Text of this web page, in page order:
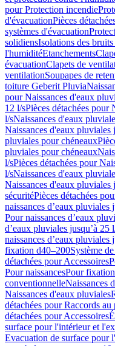
pour Protection incendie
d'évacuationPièces
systèmes d'évacuation
solidiensIsolations des
l'humiditéEtanchements
évacuationClapets de
ventilationSoupapes de
toiture Geberit Pluvia
pour Naissances d'eaux
12 l/sPièces détachées pour
l/sNaissances d'eaux
Naissances d'eaux pluviales
pluviales pour chéneaux
pluviales pour chéneaux
l/sPièces détachées pour
l/sNaissances d'eaux
Naissances d'eaux pluviales
sécuritéPièces détachées
naissances d’eaux pluviales
Pour naissances d’eaux
d’eaux pluviales jusqu’à 25
naissances d’eaux pluviales
fixation d40–200Système
détachées pour Accessoires
Pour naissancesPour
conventionnelleNaissances
Naissances d'eaux pluviales
détachées pour Raccords au
détachées pour Accessoires
surface pour l'intérieur et
Evacuation de surface pour